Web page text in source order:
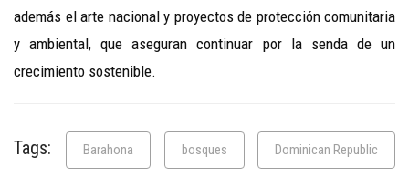
además el arte nacional y proyectos de protección comunitaria
y ambiental, que aseguran continuar por la senda de un
crecimiento sostenible.
Tags: Barahona bosques Dominican Republic